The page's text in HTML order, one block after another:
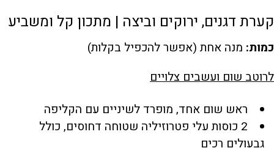
קערת דגנים, ירוקים וביצה | מתכון קל ומשביע
כמות: מנה אחת (אפשר להכפיל בקלות)
לרוטב שום ועשבים צלויים
ראש שום אחד, מופרד לשיניים עם הקליפה
2 כוסות עלי פטרוזיליה שטוחה דחוסים, כולל
גבעולים רכים